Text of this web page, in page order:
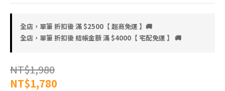
全店，單筆 折扣後 滿 $2500【 超商免運 】🚚
全店，單筆 折扣後 結帳金額 滿 $4000【 宅配免運 】 🚚
NT$1,980
NT$1,780